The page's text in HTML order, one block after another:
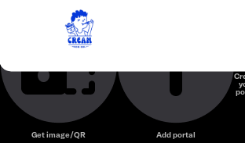
Unmute
Cream SG Gelato – Tiệm gelato thủ công với nhiều
hương vị kem Ý hiện đại và không gian trẻ trung.
Get image/QR Add portal